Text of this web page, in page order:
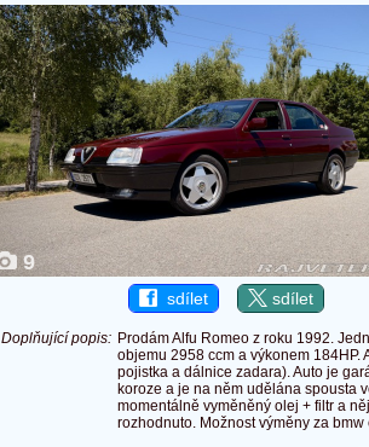
9
sdílet sdílet
Doplňující popis: Prodám Alfu Romeo z roku 1992.
objemu 2958 ccm a výkonem 184HP.
pojistka a dálnice zadara). Auto je
koroze a je na něm udělána spousta
momentálně vyměněný olej + filtr a
rozhodnuto. Možnost výměny za bmw